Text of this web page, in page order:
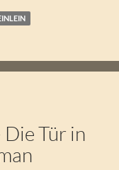
Tür in